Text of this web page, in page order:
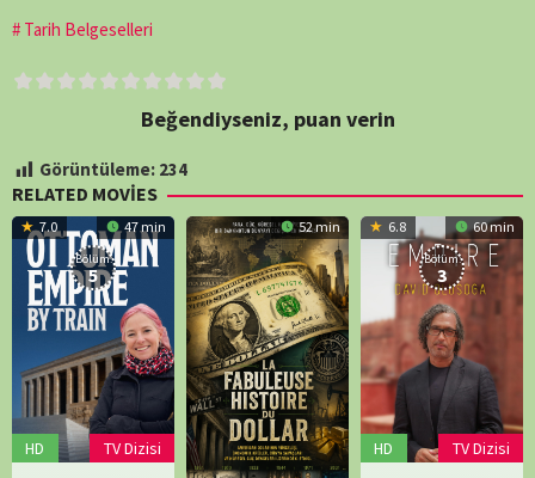
Tarih Belgeselleri
Beğendiyseniz, puan verin
Görüntüleme: 234
RELATED MOVIES
7.0 47 min
HD
Bölüm:
5
TV Dizisi
52 min 6.8 60 min
HD
Bölüm:
3
TV Dizisi